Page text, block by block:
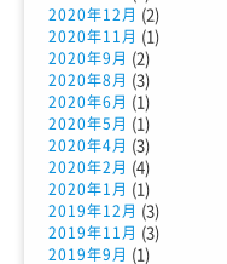
2020年12月 (2)
2020年11月 (1)
2020年9月 (2)
2020年8月 (3)
2020年6月 (1)
2020年5月 (1)
2020年4月 (3)
2020年2月 (4)
2020年1月 (1)
2019年12月 (3)
2019年11月 (3)
2019年9月 (1)